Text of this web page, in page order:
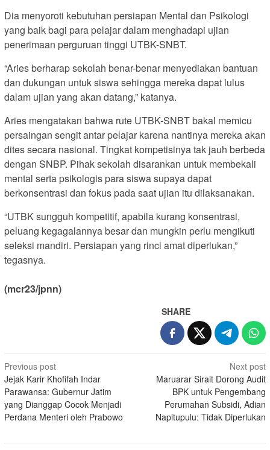
Dia menyoroti kebutuhan persiapan Mental dan Psikologi
yang baik bagi para pelajar dalam menghadapi ujian
penerimaan perguruan tinggi UTBK-SNBT.
“Aries berharap sekolah benar-benar menyediakan bantuan
dan dukungan untuk siswa sehingga mereka dapat lulus
dalam ujian yang akan datang,” katanya.
Aries mengatakan bahwa rute UTBK-SNBT bakal memicu
persaingan sengit antar pelajar karena nantinya mereka akan
dites secara nasional. Tingkat kompetisinya tak jauh berbeda
dengan SNBP. Pihak sekolah disarankan untuk membekali
mental serta psikologis para siswa supaya dapat
berkonsentrasi dan fokus pada saat ujian itu dilaksanakan.
“UTBK sungguh kompetitif, apabila kurang konsentrasi,
peluang kegagalannya besar dan mungkin perlu mengikuti
seleksi mandiri. Persiapan yang rinci amat diperlukan,”
tegasnya.
(mcr23/jpnn)
SHARE
Post
navigation
Previous post
Jejak Karir Khofifah Indar
Parawansa: Gubernur Jatim
yang Dianggap Cocok Menjadi
Perdana Menteri oleh Prabowo
Next post
Maruarar Sirait Dorong Audit
BPK untuk Pengembang
Perumahan Subsidi, Adian
Napitupulu: Tidak Diperlukan